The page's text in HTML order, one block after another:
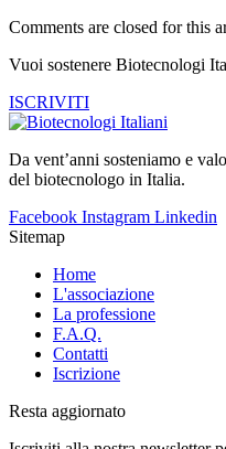
Comments are closed for this
Vuoi sostenere Biotecnologi
ISCRIVITI
Da vent’anni sosteniamo e
del biotecnologo in Italia.
Facebook Instagram Linkedin
Sitemap
Home
L'associazione
La professione
F.A.Q.
Contatti
Iscrizione
Resta aggiornato